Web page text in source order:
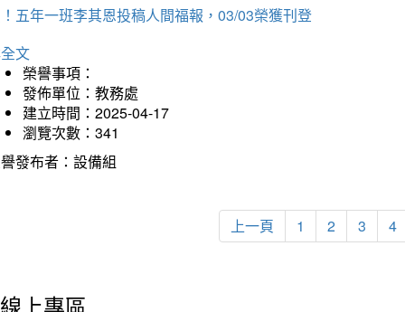
五年一班李其恩投稿人間福報，03/03榮獲刊登
文
榮譽事項：
發佈單位：教務處
建立時間：2025-04-17
瀏覽次數：341
發布者：設備組
上一頁 1 2 3 4
線上專區